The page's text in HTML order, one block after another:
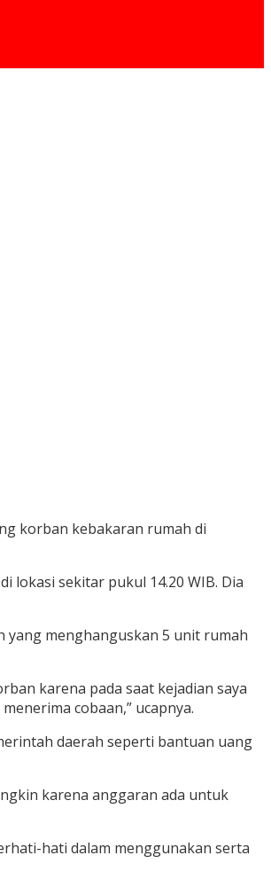
korban kebakaran rumah di
lokasi sekitar pukul 14.20 WIB. Dia
yang menghanguskan 5 unit rumah
karena pada saat kejadian saya
cobaan,” ucapnya.
daerah seperti bantuan uang
karena anggaran ada untuk
hati dalam menggunakan serta